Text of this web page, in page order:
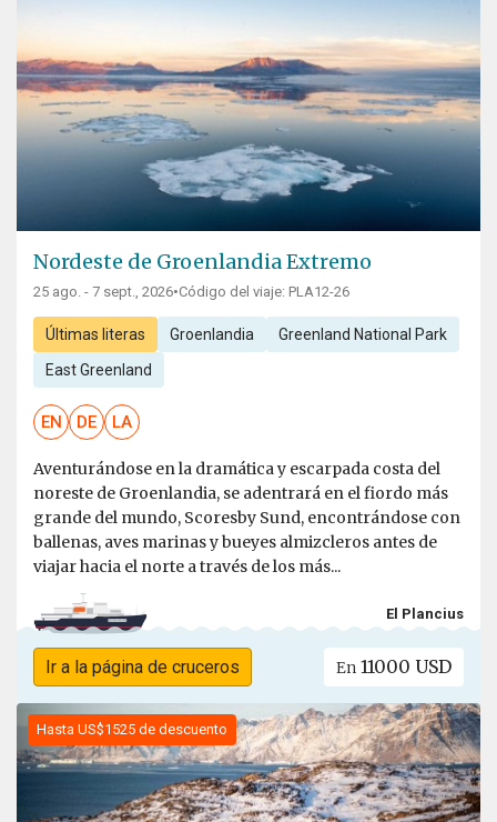
Nordeste de Groenlandia Extremo
25 ago. - 7 sept., 2026•Código del viaje: PLA12-26
Últimas literas Groenlandia Greenland National Park
East Greenland
EN DE LA
Aventurándose en la dramática y escarpada costa del
noreste de Groenlandia, se adentrará en el fiordo más
grande del mundo, Scoresby Sund, encontrándose con
ballenas, aves marinas y bueyes almizcleros antes de
viajar hacia el norte a través de los más...
El Plancius
Ir a la página de cruceros En 11000 USD
Hasta US$1525 de descuento